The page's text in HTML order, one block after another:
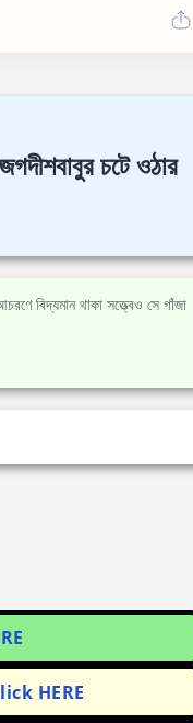
চটে ওঠার
বিদ্যমান থাকা সত্ত্বেও সে গাঁজা
HERE